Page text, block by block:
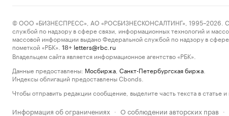
© ООО «БИЗНЕСПРЕСС», АО «РОСБИЗНЕСКОНСАЛТИНГ», 1995–2026.
службой по надзору в сфере связи, информационных технологий и
массовой информации выдано Федеральной службой по надзору в
пометкой «РБК».
18+ letters@rbc.ru
Владельцем сайта является информационное агентство «РБК».
Данные предоставлены: Мосбиржа Санкт-Петербургская биржа
Индексы облигаций предоставлены Cbonds.
Чтобы отправить редакции сообщение, выделите часть текста в статье
Информация об ограничениях · О соблюдении авторских прав ·